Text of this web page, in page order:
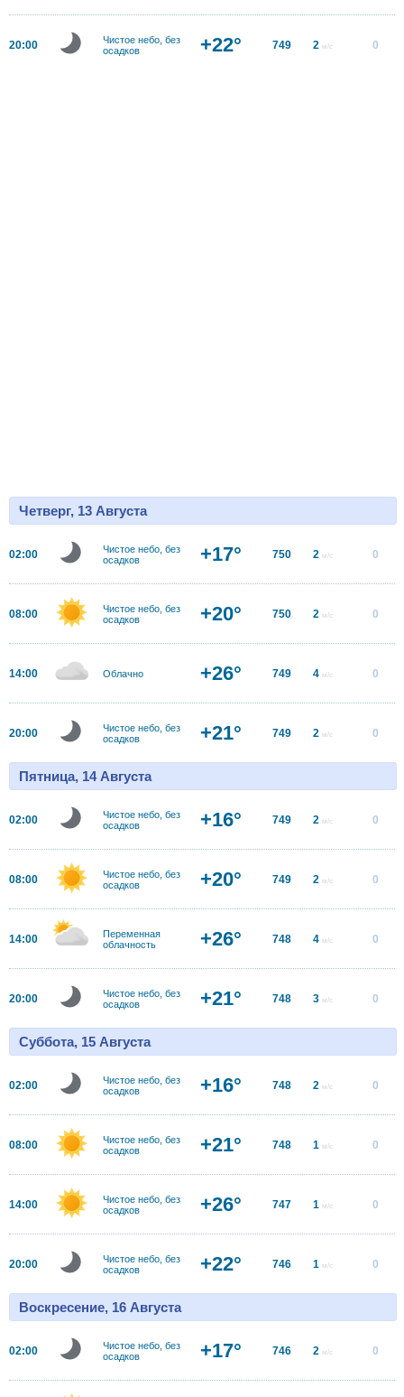
20:00
Чистое небо, без
осадков
+22° 749 2 м/с 0
Четверг, 13 Августа
02:00
Чистое небо, без
осадков
+17° 750 2 м/с 0
08:00
Чистое небо, без
осадков
+20° 750 2 м/с 0
14:00 Облачно +26° 749 4 м/с 0
20:00
Чистое небо, без
осадков
+21° 749 2 м/с 0
Пятница, 14 Августа
02:00
Чистое небо, без
осадков
+16° 749 2 м/с 0
08:00
Чистое небо, без
осадков
+20° 749 2 м/с 0
14:00
Переменная
облачность
+26° 748 4 м/с 0
20:00
Чистое небо, без
осадков
+21° 748 3 м/с 0
Суббота, 15 Августа
02:00
Чистое небо, без
осадков
+16° 748 2 м/с 0
08:00
Чистое небо, без
осадков
+21° 748 1 м/с 0
14:00
Чистое небо, без
осадков
+26° 747 1 м/с 0
20:00
Чистое небо, без
осадков
+22° 746 1 м/с 0
Воскресение, 16 Августа
02:00
Чистое небо, без
осадков
+17° 746 2 м/с 0